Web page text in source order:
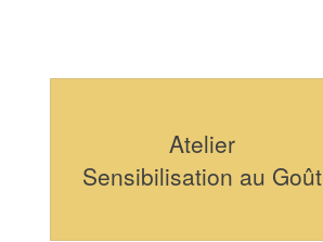
Atelier
Sensibilisation au Goût